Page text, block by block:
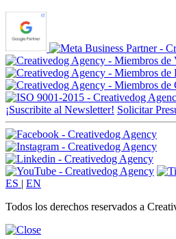
¡Suscribite al Newsletter! Solicitar
ES | EN
Todos los derechos reservados a